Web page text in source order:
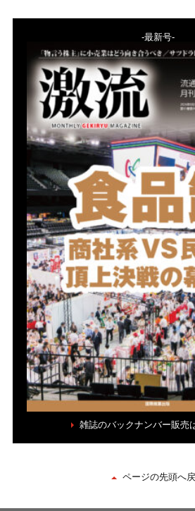
-最新号-
雑誌のバックナンバー販売
ページの先頭へ